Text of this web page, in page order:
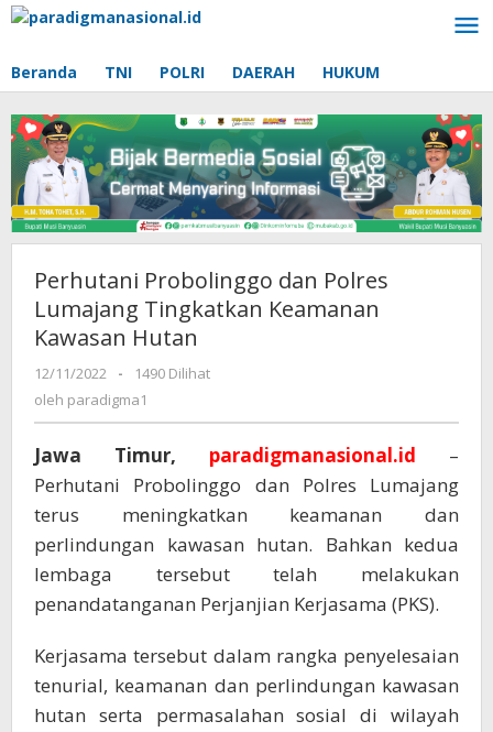
Lewati
Beranda TNI POLRI DAERAH HUKUM
Perhutani Probolinggo dan Polres
Lumajang Tingkatkan Keamanan
Kawasan Hutan
12/11/2022
oleh
paradigma1
-
1490 Dilihat
oleh paradigma1
Jawa Timur, paradigmanasional.id –
Perhutani Probolinggo dan Polres Lumajang
terus meningkatkan keamanan dan
perlindungan kawasan hutan. Bahkan kedua
lembaga tersebut telah melakukan
penandatanganan Perjanjian Kerjasama (PKS).
Kerjasama tersebut dalam rangka penyelesaian
tenurial, keamanan dan perlindungan kawasan
hutan serta permasalahan sosial di wilayah